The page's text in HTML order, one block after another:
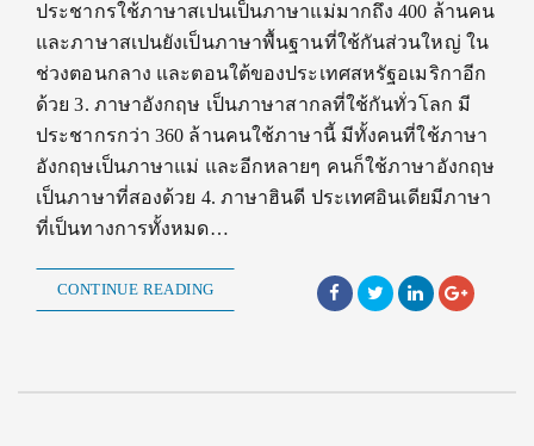
ประชากรใช้ภาษาสเปนเป็นภาษาแม่มากถึง 400 ล้านคน
และภาษาสเปนยังเป็นภาษาพื้นฐานที่ใช้กันส่วนใหญ่ ใน
ช่วงตอนกลาง และตอนใต้ของประเทศสหรัฐอเมริกาอีก
ด้วย 3. ภาษาอังกฤษ เป็นภาษาสากลที่ใช้กันทั่วโลก มี
ประชากรกว่า 360 ล้านคนใช้ภาษานี้ มีทั้งคนที่ใช้ภาษา
อังกฤษเป็นภาษาแม่ และอีกหลายๆ คนก็ใช้ภาษาอังกฤษ
เป็นภาษาที่สองด้วย 4. ภาษาฮินดี ประเทศอินเดียมีภาษา
ที่เป็นทางการทั้งหมด…
CONTINUE READING